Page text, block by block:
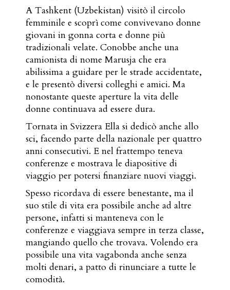
A Tashkent (Uzbekistan) visitò il circolo
femminile e scoprì come convivevano donne
giovani in gonna corta e donne più
tradizionali velate. Conobbe anche una
camionista di nome Marusja che era
abilissima a guidare per le strade accidentate,
e le presentò diversi colleghi e amici. Ma
nonostante queste aperture la vita delle
donne continuava ad essere dura.
Tornata in Svizzera Ella si dedicò anche allo
sci, facendo parte della nazionale per quattro
anni consecutivi. E nel frattempo teneva
conferenze e mostrava le diapositive di
viaggio per potersi finanziare nuovi viaggi.
Spesso ricordava di essere benestante, ma il
suo stile di vita era possibile anche ad altre
persone, infatti si manteneva con le
conferenze e viaggiava sempre in terza classe,
mangiando quello che trovava. Volendo era
possibile una vita vagabonda anche senza
molti denari, a patto di rinunciare a tutte le
comodità.